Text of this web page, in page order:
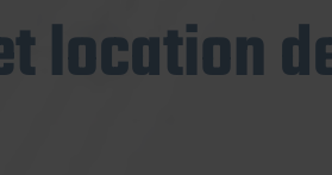
location